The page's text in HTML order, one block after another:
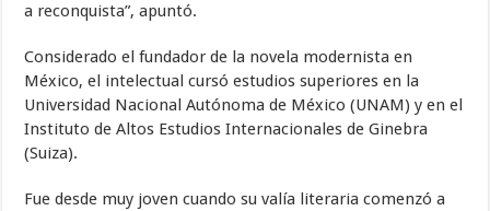
a reconquista”, apuntó.
Considerado el fundador de la novela modernista en
México, el intelectual cursó estudios superiores en la
Universidad Nacional Autónoma de México (UNAM) y en el
Instituto de Altos Estudios Internacionales de Ginebra
(Suiza).
Fue desde muy joven cuando su valía literaria comenzó a